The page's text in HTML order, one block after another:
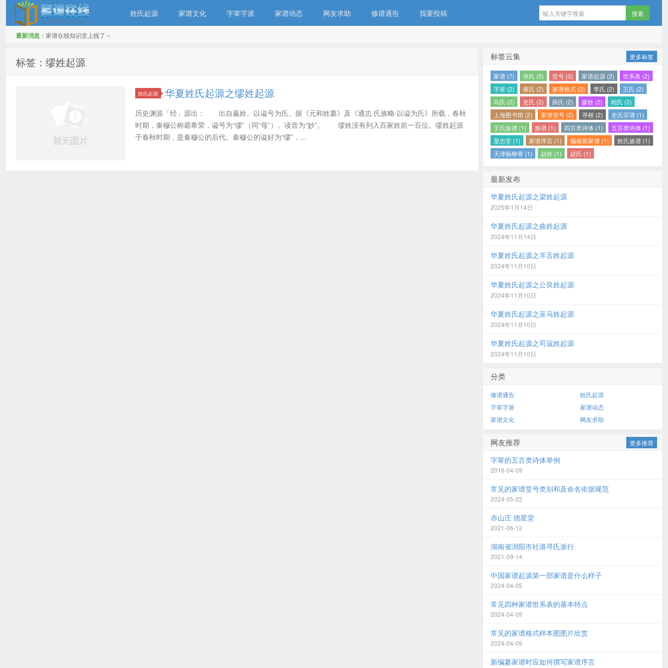
姓氏起源 家谱文化 字辈字派 家谱动态 网友求助 修谱通告 我要投稿
最新消息： 家谱在线知识堂上线了～
标签：缪姓起源
姓氏起源 华夏姓氏起源之缪姓起源
历史渊源「经」源出： 出自嬴姓。以谥号为氏。据《元和姓纂》及《通志·氏族略·以谥为氏》所载，春秋
时期，秦穆公称霸希荣，谥号为“缪”（同“母”）。读音为“妙”。 缪姓没有列入百家姓前一百位。缪姓起源
于春秋时期，是秦穆公的后代。秦穆公的谥好为“缪”，...
更多标签
标签云集
家谱 (7) 张氏 (3) 堂号 (3) 家谱起源 (2)
世系表 (2)
字辈 (2)
蒋氏 (2) 家谱格式 (2) 李氏 (2)
王氏 (2)
马氏 (2)
史氏 (2) 薛氏 (2) 廖姓 (2)
相氏 (2)
上海图书馆 (2)
家谱堂号 (2) 寻根 (2)
史氏宗谱 (1)
王氏族谱 (1)
族谱 (1) 四言类诗体 (1)
五言类诗体 (1)
显忠堂 (1)
家谱序言 (1) 编修新家谱 (1)
姓氏族谱 (1)
天津杨柳青 (1)
赵姓 (1) 赵氏 (1)
最新发布
华夏姓氏起源之梁姓起源
2025年1月14日
华夏姓氏起源之曲姓起源
2024年11月14日
华夏姓氏起源之羊舌姓起源
2024年11月10日
华夏姓氏起源之公良姓起源
2024年11月10日
华夏姓氏起源之巫马姓起源
2024年11月10日
华夏姓氏起源之司寇姓起源
2024年11月10日
分类
修谱通告
姓氏起源
字辈字派
家谱动态
家谱文化
网友求助
更多推荐
网友推荐
字辈的五言类诗体举例
2016-04-09
常见的家谱堂号类别和及命名依据规范
2024-05-22
赤山庄 德星堂
2021-06-12
湖南省浏阳市社港寻氏派行
2021-09-14
中国家谱起源第一部家谱是什么样子
2024-04-05
常见四种家谱世系表的基本特点
2024-04-09
常见的家谱格式样本图图片欣赏
2024-04-09
新编纂家谱时应如何撰写家谱序言